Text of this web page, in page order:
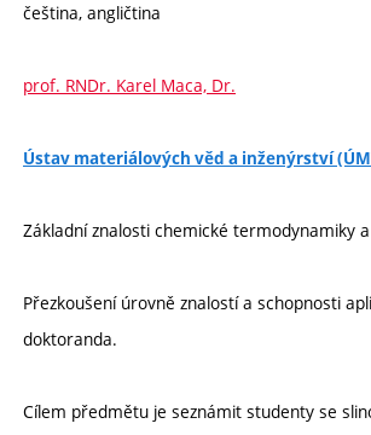
čeština, angličtina
prof. RNDr. Karel Maca, Dr.
Ústav materiálových věd a inženýrství
Základní znalosti chemické termodynamiky
Přezkoušení úrovně znalostí a schopnosti
doktoranda.
Cílem předmětu je seznámit studenty se